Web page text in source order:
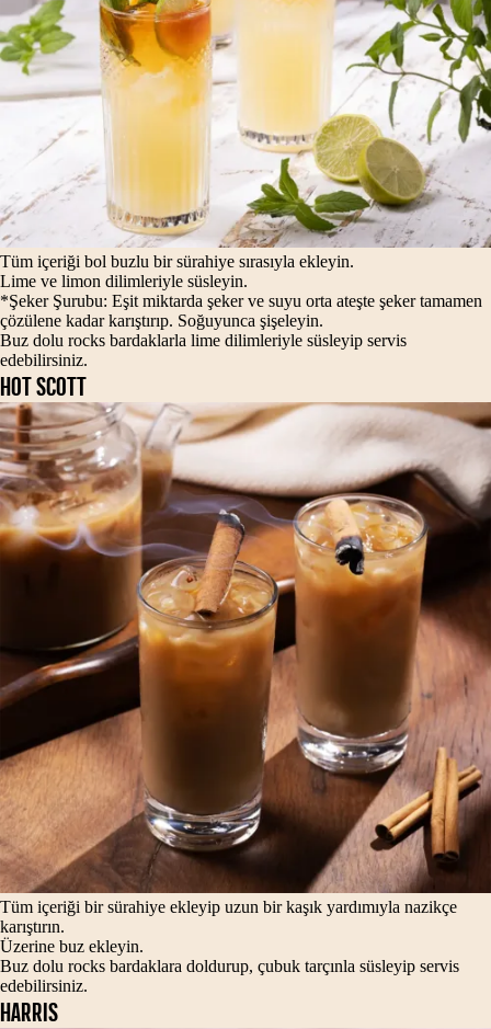
Tüm içeriği bol buzlu bir sürahiye sırasıyla ekleyin.
Lime ve limon dilimleriyle süsleyin.
*Şeker Şurubu: Eşit miktarda şeker ve suyu orta ateşte şeker tamamen
çözülene kadar karıştırıp. Soğuyunca şişeleyin.
Buz dolu rocks bardaklarla lime dilimleriyle süsleyip servis
edebilirsiniz.
HOT SCOTT
Tüm içeriği bir sürahiye ekleyip uzun bir kaşık yardımıyla nazikçe
karıştırın.
Üzerine buz ekleyin.
Buz dolu rocks bardaklara doldurup, çubuk tarçınla süsleyip servis
edebilirsiniz.
HARRIS